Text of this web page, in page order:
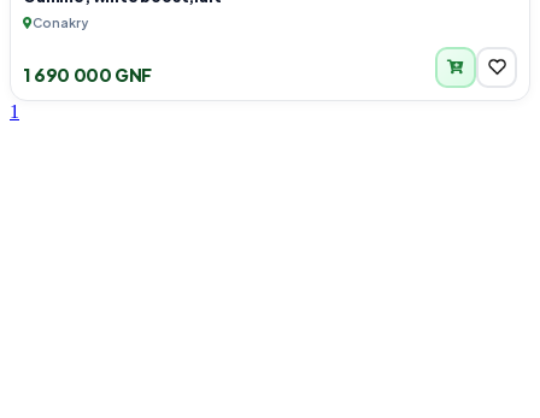
Conakry
1 690 000 GNF
1